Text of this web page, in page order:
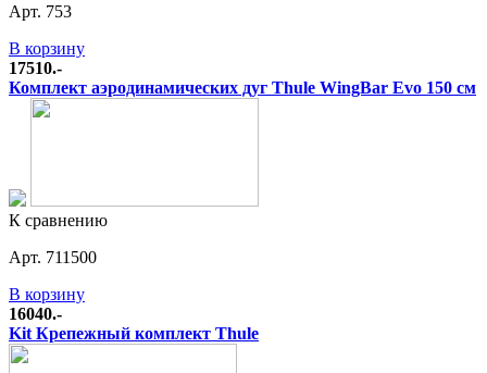
Арт. 753
В корзину
17510.-
Комплект аэродинамических дуг Thule WingBar Evo 150 см
К сравнению
Арт. 711500
В корзину
16040.-
Kit Крепежный комплект Thule